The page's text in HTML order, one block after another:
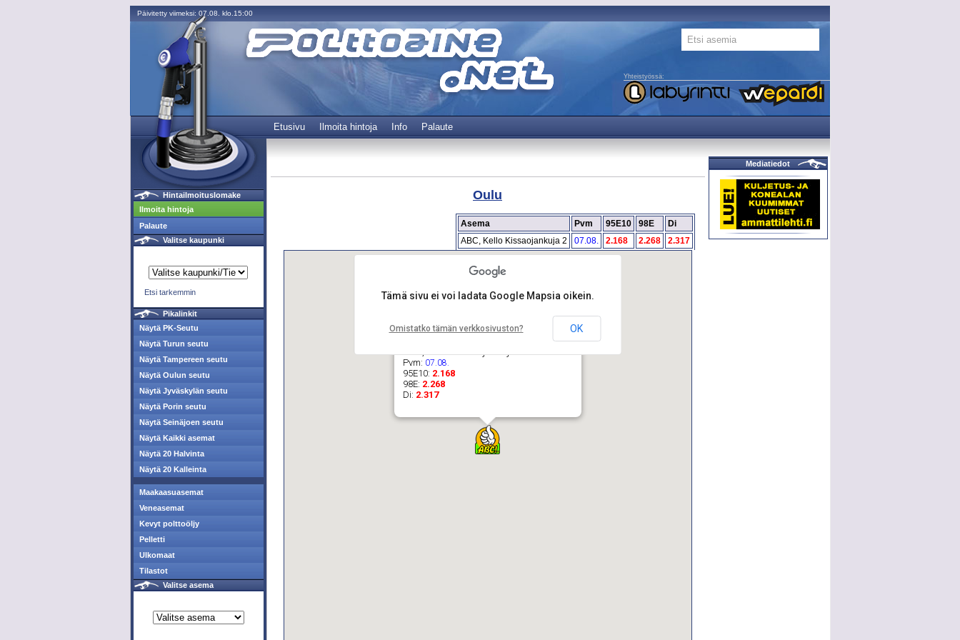
Päivitetty viimeksi: 07.08. klo.15:00
Yhteistyössä:
Etusivu Ilmoita hintoja Info Palaute
Hintailmoituslomake
Ilmoita hintoja
Palaute
Valitse kaupunki
Etsi tarkemmin
Pikalinkit
Näytä PK-Seutu
Näytä Turun seutu
Näytä Tampereen seutu
Näytä Oulun seutu
Näytä Jyväskylän seutu
Näytä Porin seutu
Näytä Seinäjoen seutu
Näytä Kaikki asemat
Näytä 20 Halvinta
Näytä 20 Kalleinta
Maakaasuasemat
Veneasemat
Kevyt polttoöljy
Pelletti
Ulkomaat
Tilastot
Valitse asema
Oulu
Asema Pvm 95E10 98E
Di
ABC, Kello Kissaojankuja 2
07.08. 2.168 2.268 2.317
Pvm: 07.08.
95E10: 2.168
98E: 2.268
Di: 2.317
Tämä sivu ei voi ladata Google Mapsia oikein.
Omistatko tämän verkkosivuston? OK
Mediatiedot